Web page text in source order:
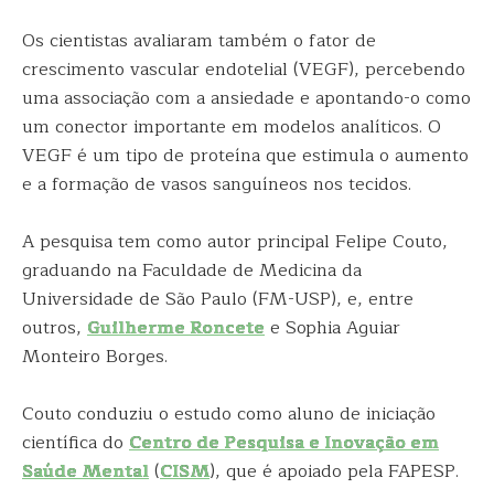
Os cientistas avaliaram também o fator de
crescimento vascular endotelial (VEGF), percebendo
uma associação com a ansiedade e apontando-o como
um conector importante em modelos analíticos. O
VEGF é um tipo de proteína que estimula o aumento
e a formação de vasos sanguíneos nos tecidos.
A pesquisa tem como autor principal Felipe Couto,
graduando na Faculdade de Medicina da
Universidade de São Paulo (FM-USP), e, entre
outros, Guilherme Roncetee Sophia Aguiar
Monteiro Borges.
Couto conduziu o estudo como aluno de iniciação
científica do Centro de Pesquisa e Inovação em
Saúde Mental(CISM), que é apoiado pela FAPESP.